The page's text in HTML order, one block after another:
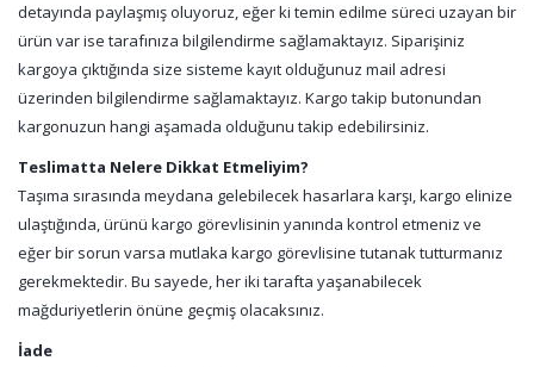
detayında paylaşmış oluyoruz, eğer ki temin edilme süreci uzayan bir
ürün var ise tarafınıza bilgilendirme sağlamaktayız. Siparişiniz
kargoya çıktığında size sisteme kayıt olduğunuz mail adresi
üzerinden bilgilendirme sağlamaktayız. Kargo takip butonundan
kargonuzun hangi aşamada olduğunu takip edebilirsiniz.
Teslimatta Nelere Dikkat Etmeliyim?
Taşıma sırasında meydana gelebilecek hasarlara karşı, kargo elinize
ulaştığında, ürünü kargo görevlisinin yanında kontrol etmeniz ve
eğer bir sorun varsa mutlaka kargo görevlisine tutanak tutturmanız
gerekmektedir. Bu sayede, her iki tarafta yaşanabilecek
mağduriyetlerin önüne geçmiş olacaksınız.
İade